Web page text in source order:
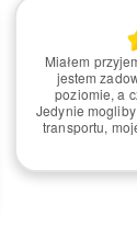
Miałem
jestem
poziomie, a
Jedynie
transportu,